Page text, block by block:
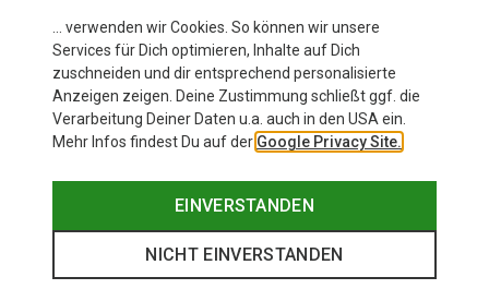
… verwenden wir Cookies. So können wir unsere
Services für Dich optimieren, Inhalte auf Dich
zuschneiden und dir entsprechend personalisierte
Anzeigen zeigen. Deine Zustimmung schließt ggf. die
Verarbeitung Deiner Daten u.a. auch in den USA ein.
Mehr Infos findest Du auf der Google Privacy Site.
EINVERSTANDEN
NICHT EINVERSTANDEN